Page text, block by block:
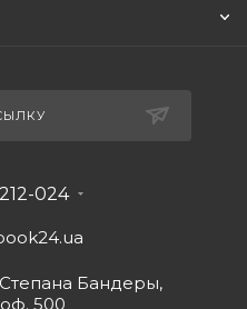
024
Бандеры,
500